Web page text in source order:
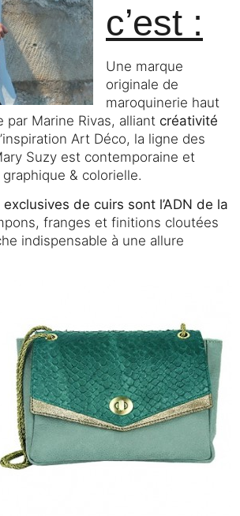
c’est :
Une marque
originale de
maroquinerie haut
par Marine Rivas, alliant créativité
Art Déco, la ligne des
Suzy est contemporaine et
& colorielle.
de cuirs sont l’ADN de la
franges et finitions cloutées
indispensable à une allure